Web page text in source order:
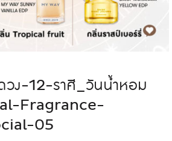
วง-12-ราศี_วันน้ำหอม
Fragrance-
05